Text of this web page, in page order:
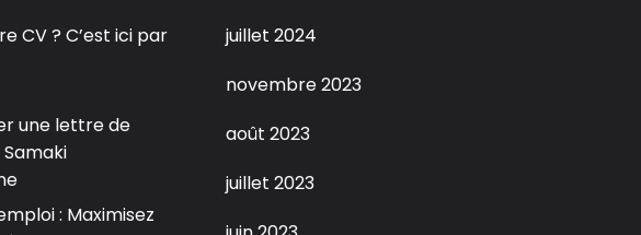
CV ? C’est ici par
une lettre de
: Maximisez
juillet 2024
novembre 2023
août 2023
juillet 2023